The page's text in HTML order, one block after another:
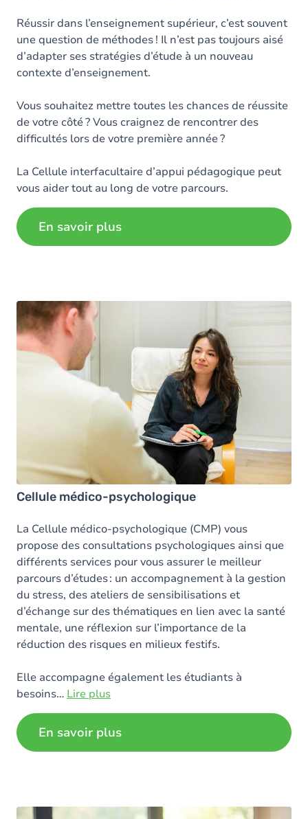
Réussir dans l’enseignement supérieur, c’est souvent
une question de méthodes ! Il n’est pas toujours aisé
d’adapter ses stratégies d’étude à un nouveau
contexte d’enseignement.
Vous souhaitez mettre toutes les chances de réussite
de votre côté ? Vous craignez de rencontrer des
difficultés lors de votre première année ?
La Cellule interfacultaire d’appui pédagogique peut
vous aider tout au long de votre parcours.
En savoir plus
Cellule médico-psychologique
La Cellule médico-psychologique (CMP) vous
propose des consultations psychologiques ainsi que
différents services pour vous assurer le meilleur
parcours d’études : un accompagnement à la gestion
du stress, des ateliers de sensibilisations et
d’échange sur des thématiques en lien avec la santé
mentale, une réflexion sur l’importance de la
réduction des risques en milieux festifs.
Elle accompagne également les étudiants à
besoins… Lire plus
En savoir plus